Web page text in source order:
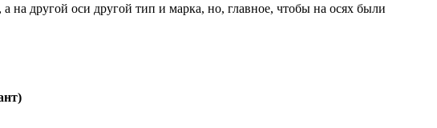
на другой оси другой тип и марка, но, главное, чтобы на осях были